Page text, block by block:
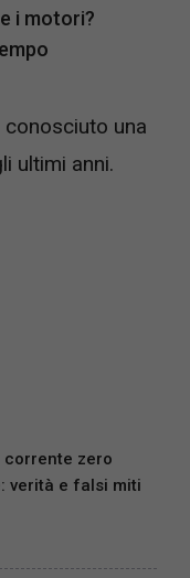
i motori?
conosciuto una
ultimi anni.
corrente zero
verità e falsi miti